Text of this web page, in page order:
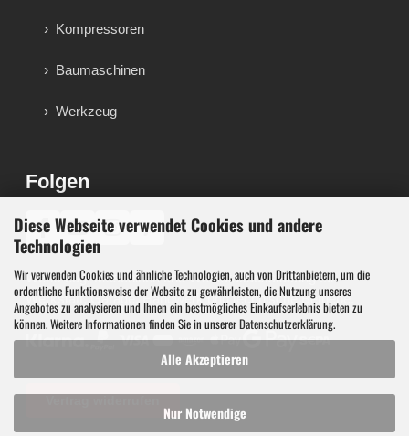
Diese Webseite verwendet Cookies und andere
Technologien
Wir verwenden Cookies und ähnliche Technologien, auch von Drittanbietern, um die
ordentliche Funktionsweise der Website zu gewährleisten, die Nutzung unseres
Angebotes zu analysieren und Ihnen ein bestmögliches Einkaufserlebnis bieten zu
können. Weitere Informationen finden Sie in unsererDatenschutzerklärung.
Alle Akzeptieren
Nur Notwendige
Kompressoren
Baumaschinen
Werkzeug
Folgen
♪
Werkzeug, Maschinen und Werkstattausstattung für
Werkstatt, Garage, Handwerk und technische Betriebe.